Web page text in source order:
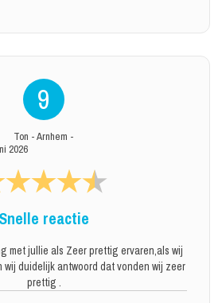
9
Ton -Arnhem -
2026
Snelle reactie
met jullie als Zeer prettig ervaren,als wij
duidelijk antwoord dat vonden wij zeer
prettig .